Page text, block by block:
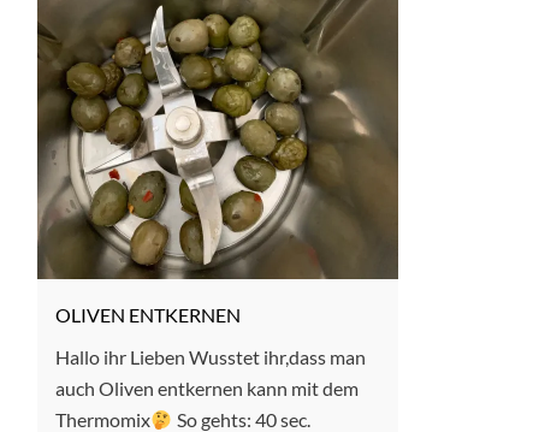
OLIVEN ENTKERNEN
Hallo ihr Lieben Wusstet ihr,dass man
auch Oliven entkernen kann mit dem
Thermomix
So gehts: 40 sec.